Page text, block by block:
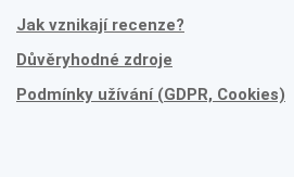
Jak vznikají recenze?
Důvěryhodné zdroje
Podmínky užívání (GDPR, Cookies)